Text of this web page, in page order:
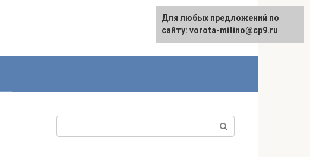
Для любых предложений по
сайту: vorota-mitino@cp9.ru